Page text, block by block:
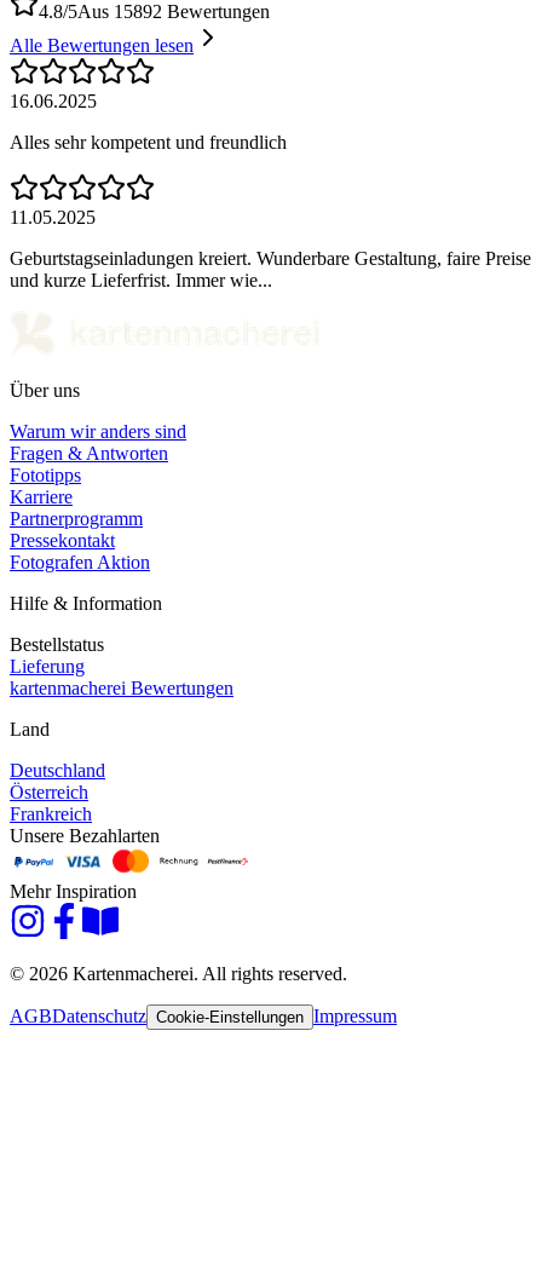
4.8/5Aus 15892 Bewertungen
Alle Bewertungen lesen
16.06.2025
Alles sehr kompetent und freundlich
11.05.2025
Geburtstagseinladungen kreiert. Wunderbare Gestaltung, faire Preise
und kurze Lieferfrist. Immer wie...
Über uns
Warum wir anders sind
Fragen & Antworten
Fototipps
Karriere
Partnerprogramm
Pressekontakt
Fotografen Aktion
Hilfe & Information
Bestellstatus
Lieferung
kartenmacherei Bewertungen
Land
Deutschland
Österreich
Frankreich
Unsere Bezahlarten
Mehr Inspiration
© 2026 Kartenmacherei. All rights reserved.
AGBDatenschutz Cookie-Einstellungen Impressum